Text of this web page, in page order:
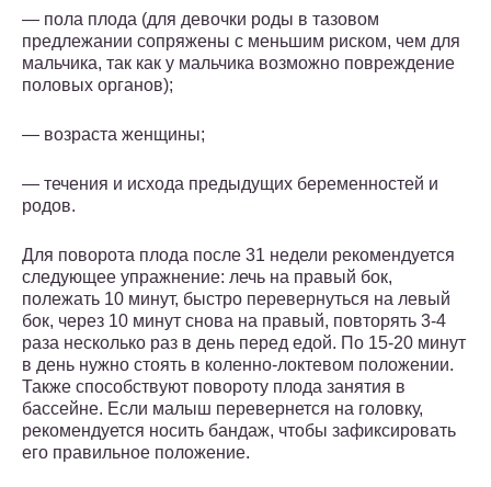
— пола плода (для девочки роды в тазовом
предлежании сопряжены с меньшим риском, чем для
мальчика, так как у мальчика возможно повреждение
половых органов);
— возраста женщины;
— течения и исхода предыдущих беременностей и
родов.
Для поворота плода после 31 недели рекомендуется
следующее упражнение: лечь на правый бок,
полежать 10 минут, быстро перевернуться на левый
бок, через 10 минут снова на правый, повторять 3-4
раза несколько раз в день перед едой. По 15-20 минут
в день нужно стоять в коленно-локтевом положении.
Также способствуют повороту плода занятия в
бассейне. Если малыш перевернется на головку,
рекомендуется носить бандаж, чтобы зафиксировать
его правильное положение.